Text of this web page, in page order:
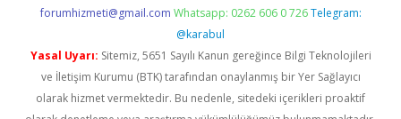
forumhizmeti@gmail.com Whatsapp: 0262 606 0 726 Telegram:
@karabul
Yasal Uyarı: Sitemiz, 5651 Sayılı Kanun gereğince Bilgi Teknolojileri
ve İletişim Kurumu (BTK) tarafından onaylanmış bir Yer Sağlayıcı
olarak hizmet vermektedir. Bu nedenle, sitedeki içerikleri proaktif